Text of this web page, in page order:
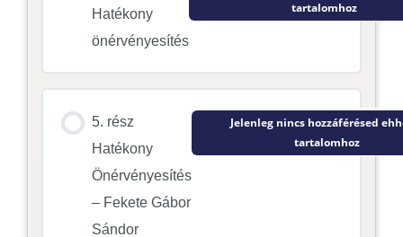
Hatékony
önérvényesítés
tartalomhoz
5. rész
Hatékony
Önérvényesítés
– Fekete Gábor
Sándor
Jelenleg nincs hozzáférésed
tartalomhoz